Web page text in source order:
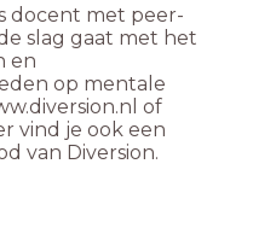
docent met peer-
slag gaat met het
en
op mentale
of
vind je ook een
van Diversion.